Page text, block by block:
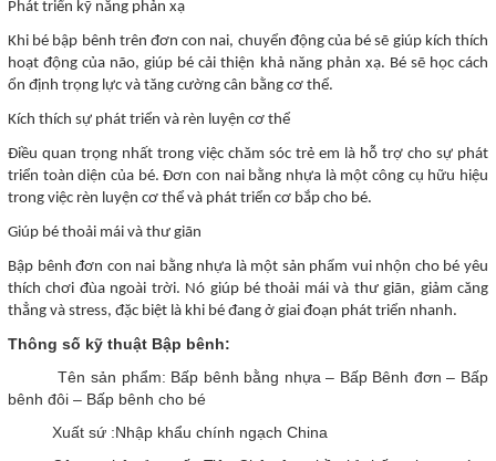
Phát triển kỹ năng phản xạ
Khi bé bập bênh trên đơn con nai, chuyển động của bé sẽ giúp kích thích
hoạt động của não, giúp bé cải thiện khả năng phản xạ. Bé sẽ học cách
ổn định trọng lực và tăng cường cân bằng cơ thể.
Kích thích sự phát triển và rèn luyện cơ thể
Điều quan trọng nhất trong việc chăm sóc trẻ em là hỗ trợ cho sự phát
triển toàn diện của bé. Đơn con nai bằng nhựa là một công cụ hữu hiệu
trong việc rèn luyện cơ thể và phát triển cơ bắp cho bé.
Giúp bé thoải mái và thư giãn
Bập bênh đơn con nai bằng nhựa là một sản phẩm vui nhộn cho bé yêu
thích chơi đùa ngoài trời. Nó giúp bé thoải mái và thư giãn, giảm căng
thẳng và stress, đặc biệt là khi bé đang ở giai đoạn phát triển nhanh.
Thông số kỹ thuật Bập bênh:
Tên sản phẩm: Bấp bênh bằng nhựa – Bấp Bênh đơn – Bấp
bênh đôi – Bấp bênh cho bé
Xuất sứ :Nhập khẩu chính ngạch China